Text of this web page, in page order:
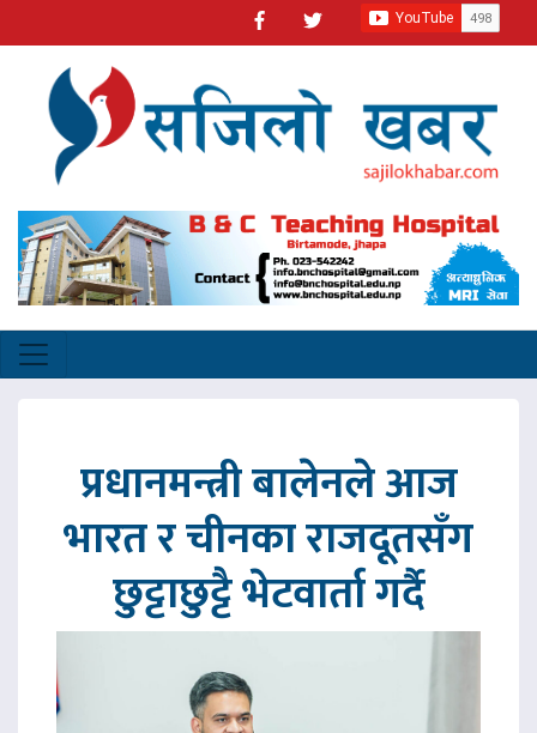
प्रधानमन्त्री बालेनले आज
भारत र चीनका राजदूतसँग
छुट्टाछुट्टै भेटवार्ता गर्दै